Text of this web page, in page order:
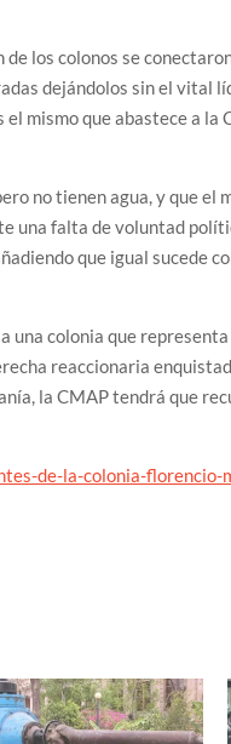
los colonos se
dejándolos sin el vital
mismo que abastece a la
no tienen agua, y que el
una falta de voluntad
que igual sucede
colonia que
reaccionaria
la CMAP tendrá que
de-la-colonia-florencio-